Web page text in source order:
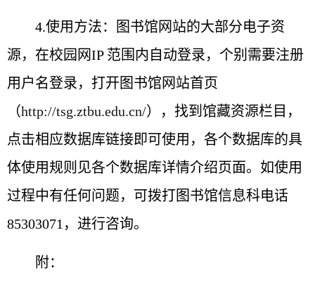
4.使用方法：图书馆网站的大部分电子资
源，在校园网IP 范围内自动登录，个别需要注册
用户名登录，打开图书馆网站首页
（http://tsg.ztbu.edu.cn/），找到馆藏资源栏目，
点击相应数据库链接即可使用，各个数据库的具
体使用规则见各个数据库详情介绍页面。如使用
过程中有任何问题，可拨打图书馆信息科电话
85303071，进行咨询。
附：